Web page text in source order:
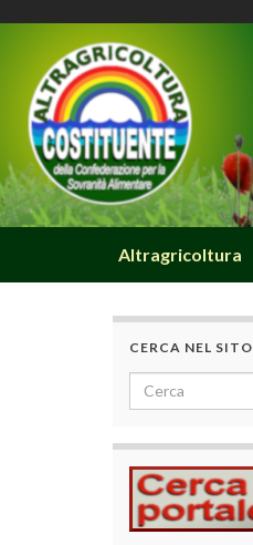
Altragricoltura
CERCA NEL SITO
Search for: